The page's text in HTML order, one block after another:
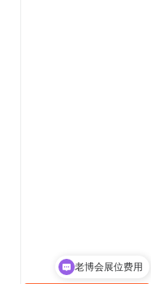
老博会参观登记